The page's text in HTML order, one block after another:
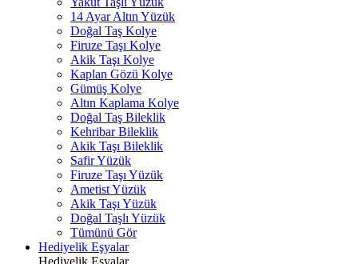
14 Ayar Altın Yüzük
Doğal Taş Kolye
Firuze Taşı Kolye
Akik Taşı Kolye
Kaplan Gözü Kolye
Gümüş Kolye
Altın Kaplama Kolye
Doğal Taş Bileklik
Kehribar Bileklik
Akik Taşı Bileklik
Safir Yüzük
Firuze Taşı Yüzük
Ametist Yüzük
Akik Taşı Yüzük
Doğal Taşlı Yüzük
Tümünü Gör
Hediyelik Eşyalar
Hediyelik Eşyalar